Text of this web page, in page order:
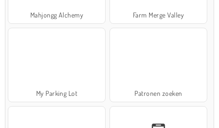
Mahjongg Alchemy Farm Merge Valley
My Parking Lot Patronen zoeken